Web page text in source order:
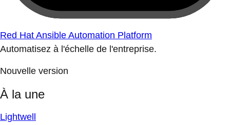
Red Hat Ansible Automation Platform
Automatisez à l'échelle de l'entreprise.
Nouvelle version
À la une
Lightwell